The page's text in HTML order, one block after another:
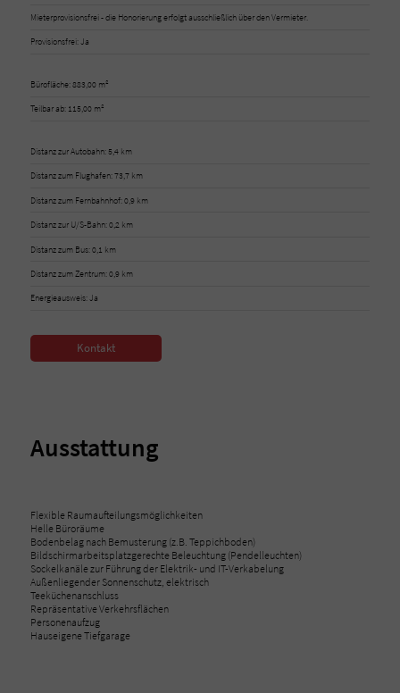
Mieterprovisionsfrei - die Honorierung erfolgt ausschließlich über den Vermieter.
Provisionsfrei: Ja
Bürofläche: 883,00 m²
Teilbar ab: 115,00 m²
Distanz zur Autobahn: 5,4 km
Distanz zum Flughafen: 73,7 km
Distanz zum Fernbahnhof: 0,9 km
Distanz zur U/S-Bahn: 0,2 km
Distanz zum Bus: 0,1 km
Distanz zum Zentrum: 0,9 km
Energieausweis: Ja
Kontakt
Ausstattung
Flexible Raumaufteilungsmöglichkeiten
Helle Büroräume
Bodenbelag nach Bemusterung (z.B. Teppichboden)
Bildschirmarbeitsplatzgerechte Beleuchtung (Pendelleuchten)
Sockelkanäle zur Führung der Elektrik- und IT-Verkabelung
Außenliegender Sonnenschutz, elektrisch
Teeküchenanschluss
Repräsentative Verkehrsflächen
Personenaufzug
Hauseigene Tiefgarage